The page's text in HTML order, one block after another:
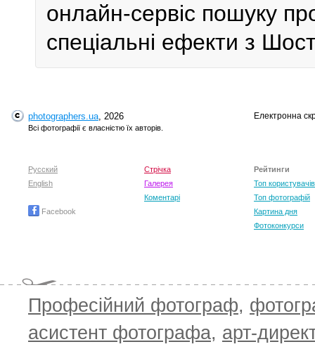
онлайн-сервіс пошуку
спеціальні ефекти з
photographers.ua, 2026
Всі фотографії є власністю їх авторів.
Електронна
Русский
English
Facebook
Стрічка
Галерея
Коментарі
Рейтинги
Топ користувачів
Топ фотографій
Картина дня
Фотоконкурси
Професійний фотограф,
асистент фотографа, арт-